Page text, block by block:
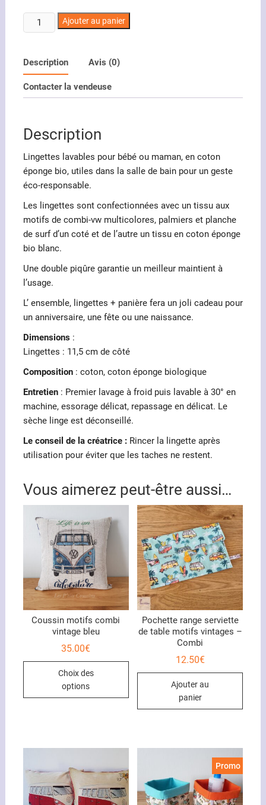
quantité
de
lavables
motifs
combi-
Ajouter au panier
Description Avis (0)
Contacter la vendeuse
Description
Lingettes lavables pour bébé ou maman, en coton
éponge bio, utiles dans la salle de bain pour un geste
éco-responsable.
Les lingettes sont confectionnées avec un tissu aux
motifs de combi-vw multicolores, palmiers et planche
de surf d’un coté et de l’autre un tissu en coton éponge
bio blanc.
Une double piqûre garantie un meilleur maintient à
l’usage.
L’ ensemble, lingettes + panière fera un joli cadeau pour
un anniversaire, une fête ou une naissance.
Dimensions:
Lingettes : 11,5 cm de côté
Composition: coton, coton éponge biologique
Entretien: Premier lavage à froid puis lavable à 30° en
machine, essorage délicat, repassage en délicat. Le
sèche linge est déconseillé.
Le conseil de la créatrice : Rincer la lingette après
utilisation pour éviter que les taches ne restent.
Vous aimerez peut-être aussi…
Coussin motifs combi
vintage bleu
35.00€
Choix des
options
Ce
plusieurs
options
être
choisies
Pochette range serviette
de table motifs vintages –
Combi
12.50€
Ajouter au
panier
Promo !